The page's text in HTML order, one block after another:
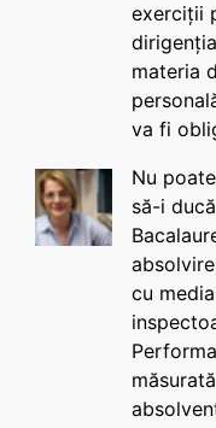
exerciții
materia
va fi
Nu
să-i
cu